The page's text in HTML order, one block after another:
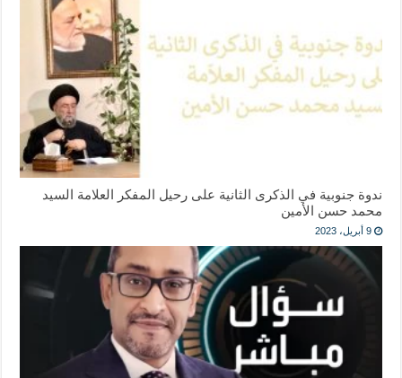
ندوة جنوبية في الذكرى الثانية على رحيل المفكر العلامة السيد
محمد حسن الأمين
9 أبريل، 2023